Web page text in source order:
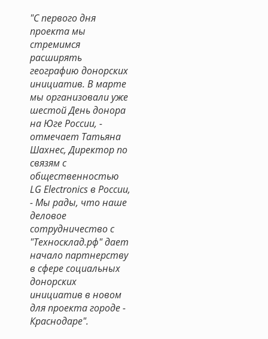
"С первого дня
проекта мы
стремимся
расширять
географию донорских
инициатив. В марте
мы организовали уже
шестой День донора
на Юге России, -
отмечает Татьяна
Шахнес, Директор по
связям с
общественностью
LG Electronics в России,
- Мы рады, что наше
деловое
сотрудничество с
"Техносклад.рф" дает
начало партнерству
в сфере социальных
донорских
инициатив в новом
для проекта городе -
Краснодаре".